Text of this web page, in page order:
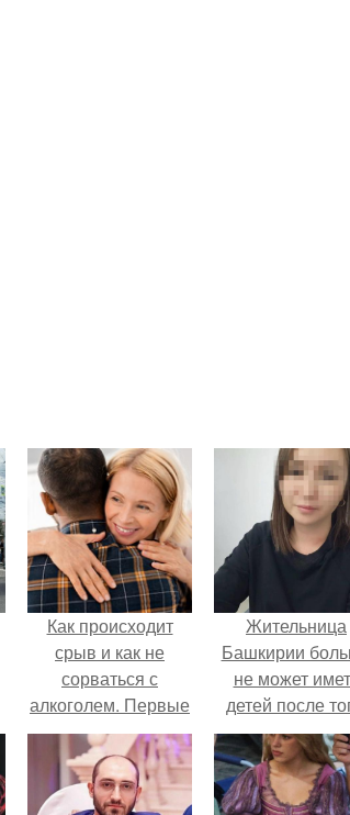
Как происходит
срыв и как не
сорваться с
алкоголем. Первые
признаки срыва
алкоголика
Жительница
Башкирии
не может
детей после
как медики
ей аборт на
месяце